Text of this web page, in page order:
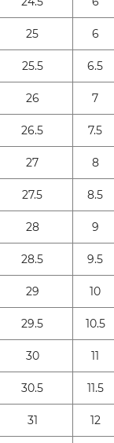
25
6
25.5
6.5
26
7
26.5
7.5
27
8
27.5
8.5
28
9
28.5
9.5
29
10
29.5
10.5
30
11
30.5
11.5
31
12